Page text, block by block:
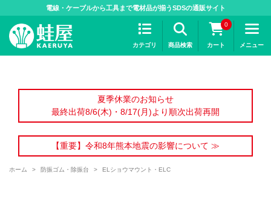
電線・ケーブルから工具まで電材品が揃うSDSの通販サイト
カテゴリ 商品検索
0
カート メニュー
夏季休業のお知らせ
最終出荷8/6(木)・8/17(月)より順次出荷再開
【重要】令和8年熊本地震の影響について ≫
ホーム > 防振ゴム・除振台 > ELショウマウント・ELC